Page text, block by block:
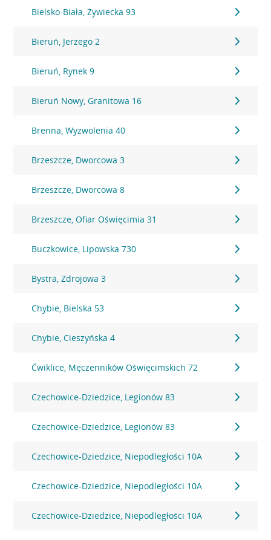
Bielsko-Biała, Żywiecka 93
Bieruń, Jerzego 2
Bieruń, Rynek 9
Bieruń Nowy, Granitowa 16
Brenna, Wyzwolenia 40
Brzeszcze, Dworcowa 3
Brzeszcze, Dworcowa 8
Brzeszcze, Ofiar Oświęcimia 31
Buczkowice, Lipowska 730
Bystra, Zdrojowa 3
Chybie, Bielska 53
Chybie, Cieszyńska 4
Ćwiklice, Męczenników Oświęcimskich 72
Czechowice-Dziedzice, Legionów 83
Czechowice-Dziedzice, Legionów 83
Czechowice-Dziedzice, Niepodległości 10A
Czechowice-Dziedzice, Niepodległości 10A
Czechowice-Dziedzice, Niepodległości 10A